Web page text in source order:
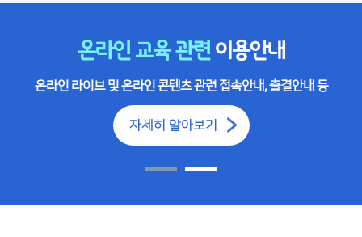
온라인 교육 관련이용안내
온라인 라이브 및 온라인 콘텐츠 관련 접속안내, 출결안내 등
자세히 알아보기